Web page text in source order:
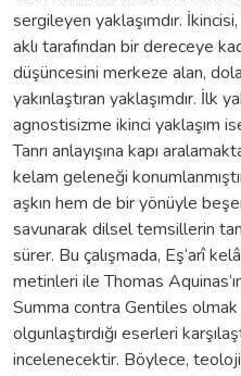
sergileyen yaklaşımdır.
aklı tarafından bir dereceye
düşüncesini merkeze alan,
yakınlaştıran yaklaşımdır. İlk
agnostisizme ikinci yaklaşım
Tanrı anlayışına kapı
kelam geleneği
aşkın hem de bir yönüyle
savunarak dilsel temsillerin
sürer. Bu çalışmada, Eş‘arî
metinleri ile Thomas
Summa contra Gentiles olmak
olgunlaştırdığı eserleri
incelenecektir. Böylece,